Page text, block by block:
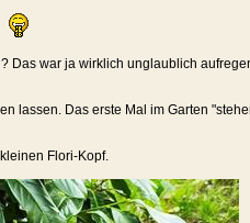
war ja wirklich unglaublich
lassen. Das erste Mal im Garten
Flori-Kopf.